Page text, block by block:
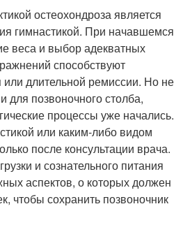
остеохондроза является
гимнастикой. При начавшемся
веса и выбор адекватных
способствуют
или длительной ремиссии. Но не
для позвоночного столба,
процессы уже начались.
или каким-либо видом
после консультации врача.
и сознательного питания
аспектов, о которых должен
чтобы сохранить позвоночник